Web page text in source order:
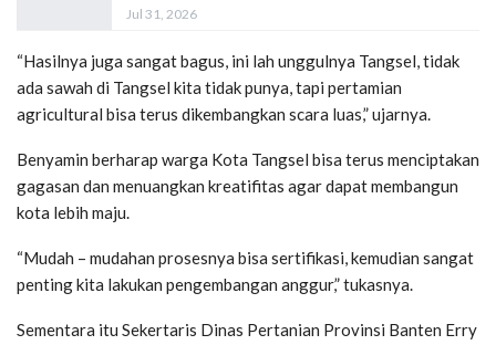
Jul 31, 2026
“Hasilnya juga sangat bagus, ini lah unggulnya Tangsel, tidak
ada sawah di Tangsel kita tidak punya, tapi pertamian
agricultural bisa terus dikembangkan scara luas,” ujarnya.
Benyamin berharap warga Kota Tangsel bisa terus menciptakan
gagasan dan menuangkan kreatifitas agar dapat membangun
kota lebih maju.
“Mudah – mudahan prosesnya bisa sertifikasi, kemudian sangat
penting kita lakukan pengembangan anggur,” tukasnya.
Sementara itu Sekertaris Dinas Pertanian Provinsi Banten Erry